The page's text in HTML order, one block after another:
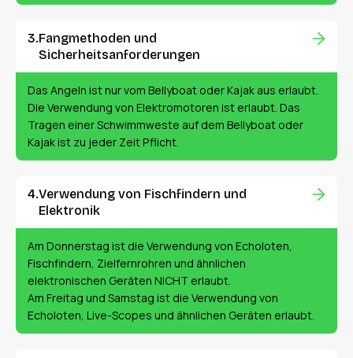
Fangmethoden und
Sicherheitsanforderungen
Das Angeln ist nur vom Bellyboat oder Kajak aus erlaubt.
Die Verwendung von Elektromotoren ist erlaubt. Das
Tragen einer Schwimmweste auf dem Bellyboat oder
Kajak ist zu jeder Zeit Pflicht.
Verwendung von Fischfindern und
Elektronik
Am Donnerstag ist die Verwendung von Echoloten,
Fischfindern, Zielfernrohren und ähnlichen
elektronischen Geräten NICHT erlaubt.
Am Freitag und Samstag ist die Verwendung von
Echoloten, Live-Scopes und ähnlichen Geräten erlaubt.